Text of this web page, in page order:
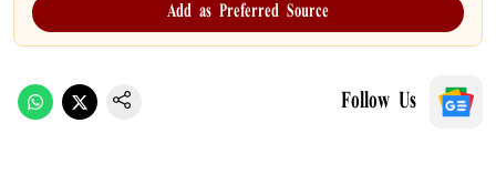
Add as Preferred Source
Follow Us